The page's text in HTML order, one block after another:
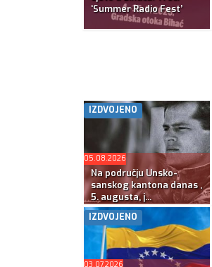
‘Summer Radio Fest’
IZDVOJENO
05.08.2026
Na području Unsko-
sanskog kantona danas ,
5. augusta, j...
IZDVOJENO
03.07.2026